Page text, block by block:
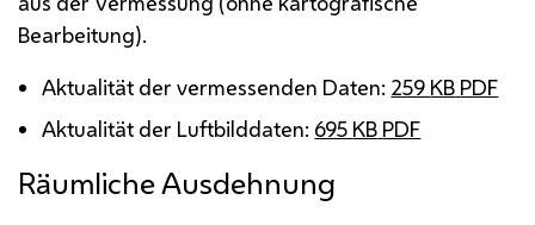
Bearbeitung).
Aktualität der vermessenden Daten: 259 KB PDF
Aktualität der Luftbilddaten: 695 KB PDF
Räumliche Ausdehnung